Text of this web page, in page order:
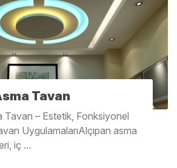
Tavan
Tavan – Estetik, Fonksiyonel
UygulamalarıAlçıpan asma
iç ...